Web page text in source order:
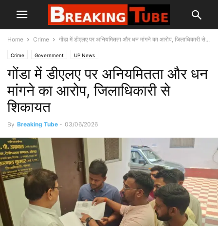
Home Crime गोंडा में डीएलए पर अनियमितता और धन मांगने का आरोप, जिलाधिकारी से...
Crime Government UP News
गोंडा में डीएलए पर अनियमितता और धन
मांगने का आरोप, जिलाधिकारी से
शिकायत
By Breaking Tube - 03/06/2026